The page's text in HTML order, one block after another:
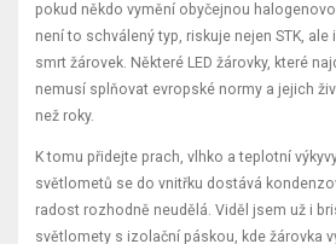
pokud někdo vymění obyčejnou
není to schválený typ, riskuje nejen STK,
smrt žárovek. Některé LED žárovky, které
nemusí splňovat evropské normy a jejich
než roky.
K tomu přidejte prach, vlhko a teplotní
světlometů se do vnitřku dostává
radost rozhodně neudělá. Viděl jsem už i
světlomety s izolační páskou, kde žárovka